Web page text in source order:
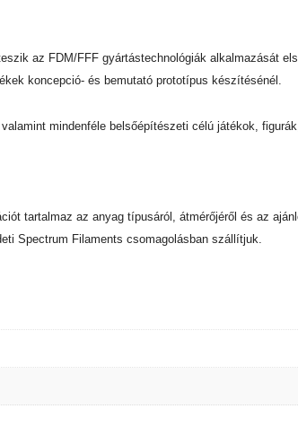
az FDM/FFF gyártástechnológiák alkalmazását
koncepció- és bemutató prototípus készítésénél.
mindenféle belsőépítészeti célú játékok,
tartalmaz az anyag típusáról, átmérőjéről és az
Spectrum Filaments csomagolásban szállítjuk.